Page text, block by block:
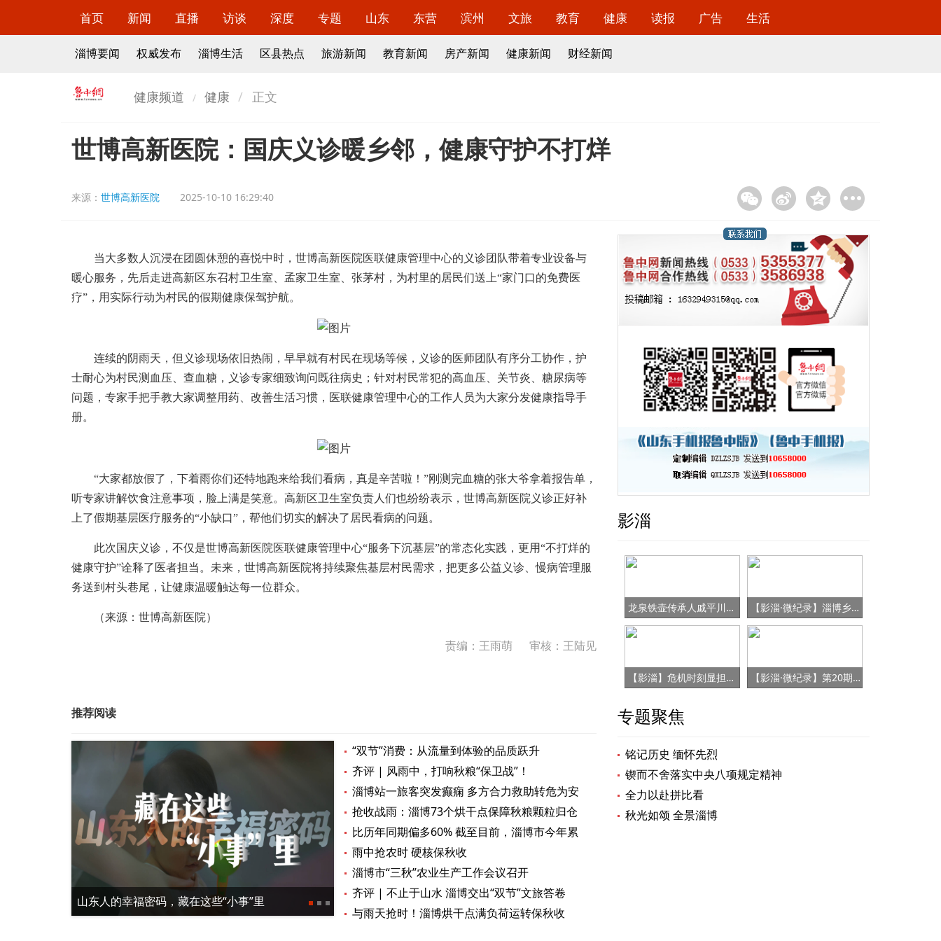
首页 新闻 直播 访谈 深度 专题 山东 东营 滨州 文旅 教育 健康 读报 广告 生活
淄博要闻 权威发布 淄博生活 区县热点 旅游新闻 教育新闻 房产新闻 健康新闻 财经新闻
健康频道 健康 正文
世博高新医院：国庆义诊暖乡邻，健康守护不打烊
来源： 世博高新医院 2025-10-10 16:29:40
当大多数人沉浸在团圆休憩的喜悦中时，世博高新医院医联健康管理中心的义诊团队带着专业设备与
暖心服务，先后走进高新区东召村卫生室、孟家卫生室、张茅村，为村里的居民们送上“家门口的免费医
疗”，用实际行动为村民的假期健康保驾护航。
连续的阴雨天，但义诊现场依旧热闹，早早就有村民在现场等候，义诊的医师团队有序分工协作，护
士耐心为村民测血压、查血糖，义诊专家细致询问既往病史；针对村民常犯的高血压、关节炎、糖尿病等
问题，专家手把手教大家调整用药、改善生活习惯，医联健康管理中心的工作人员为大家分发健康指导手
册。
“大家都放假了，下着雨你们还特地跑来给我们看病，真是辛苦啦！”刚测完血糖的张大爷拿着报告单，
听专家讲解饮食注意事项，脸上满是笑意。高新区卫生室负责人们也纷纷表示，世博高新医院义诊正好补
上了假期基层医疗服务的“小缺口”，帮他们切实的解决了居民看病的问题。
此次国庆义诊，不仅是世博高新医院医联健康管理中心“服务下沉基层”的常态化实践，更用“不打烊的
健康守护”诠释了医者担当。未来，世博高新医院将持续聚焦基层村民需求，把更多公益义诊、慢病管理服
务送到村头巷尾，让健康温暖触达每一位群众。
（来源：世博高新医院）
责编：王雨萌 审核：王陆见
推荐阅读
山东人的幸福密码，藏在这些“小事”里 国庆十二时辰｜守护不“打烊”
“双节”消费：从流量到体验的品质跃升
齐评 | 风雨中，打响秋粮“保卫战”！
淄博站一旅客突发癫痫 多方合力救助转危为安
抢收战雨：淄博73个烘干点保障秋粮颗粒归仓
比历年同期偏多60% 截至目前，淄博市今年累
计降水966毫米
雨中抢农时 硬核保秋收
淄博市“三秋”农业生产工作会议召开
齐评 | 不止于山水 淄博交出“双节”文旅答卷
与雨天抢时！淄博烘干点满负荷运转保秋收
影淄
龙泉铁壶传承人戚平川的“守艺”之路 【影淄·微纪录】淄博乡村女书记的“变形记”
【影淄】危机时刻显担当 赤胆忠心保健康 【影淄·微纪录】第20期：战“疫”老将刘景春
专题聚焦
铭记历史 缅怀先烈
锲而不舍落实中央八项规定精神
全力以赴拼比看
秋光如颂 全景淄博